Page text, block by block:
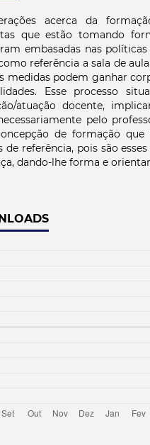
acerca da
que estão tomando
embasadas nas
referência a sala de
medidas podem ganhar
Esse processo
atuação docente,
pelo
de formação
de referência, pois são
dando-lhe forma e